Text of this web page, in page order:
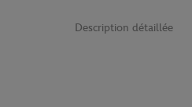
Description détaillée